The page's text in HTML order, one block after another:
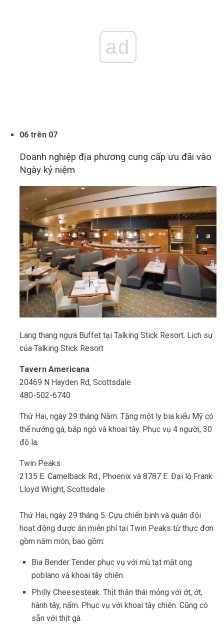
ad
06 trên 07
Doanh nghiệp địa phương cung cấp ưu đãi vào
Ngày kỷ niệm
Lang thang ngựa Buffet tại Talking Stick Resort. Lịch sự
của Talking Stick Resort
Tavern Americana
20469 N Hayden Rd, Scottsdale
480-502-6740
Thứ Hai, ngày 29 tháng Năm: Tặng một ly bia kiểu Mỹ có
thể nướng gà, bắp ngô và khoai tây. Phục vụ 4 người, 30
đô la.
Twin Peaks
2135 E. Camelback Rd., Phoenix và 8787 E. Đại lộ Frank
Lloyd Wright, Scottsdale
Thứ Hai, ngày 29 tháng 5: Cựu chiến binh và quân đội
hoạt động được ăn miễn phí tại Twin Peaks từ thực đơn
gồm năm món, bao gồm:
Bia Bender Tender phục vụ với mù tạt mật ong
poblano và khoai tây chiên.
Philly Cheesesteak. Thịt thăn thái mỏng với ớt, ớt,
hành tây, nấm. Phục vụ với khoai tây chiên. Cũng có
sẵn với thịt gà.